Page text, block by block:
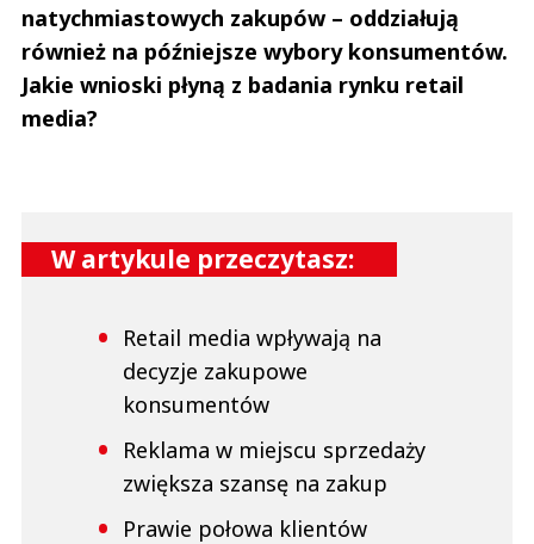
natychmiastowych zakupów – oddziałują
również na późniejsze wybory konsumentów.
Jakie wnioski płyną z badania rynku retail
media?
W artykule przeczytasz:
Retail media wpływają na
decyzje zakupowe
konsumentów
Reklama w miejscu sprzedaży
zwiększa szansę na zakup
Prawie połowa klientów